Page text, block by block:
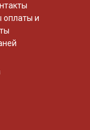
оплаты и